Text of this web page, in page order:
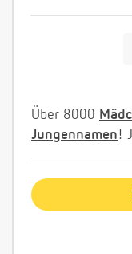
Über 8000
Jungennamen!